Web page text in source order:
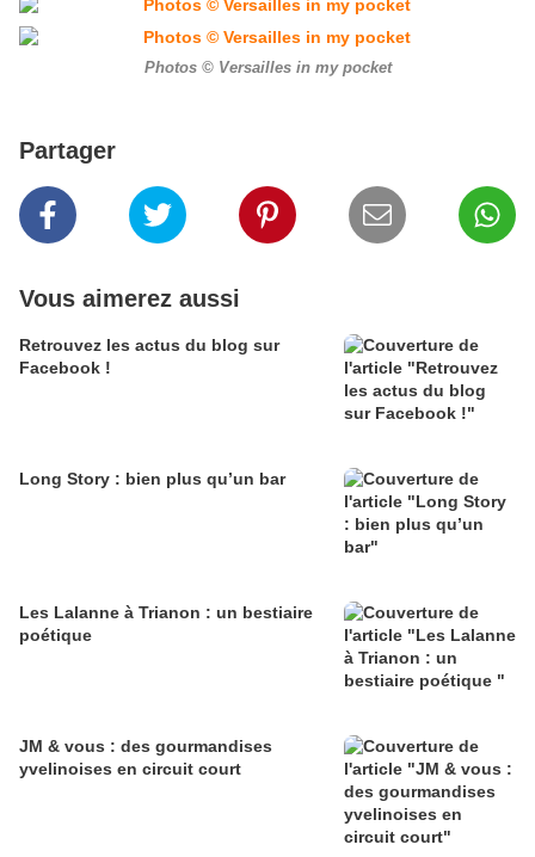
Photos © Versailles in my pocket
Partager
Vous aimerez aussi
Retrouvez les actus du blog sur
Facebook !
Long Story : bien plus qu’un bar
Les Lalanne à Trianon : un bestiaire
poétique
JM & vous : des gourmandises
yvelinoises en circuit court